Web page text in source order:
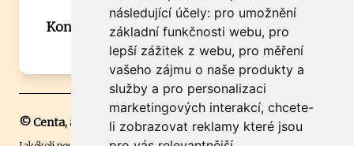
následující účely: pro umožnění
základní funkčnosti webu, pro
lepší zážitek z webu, pro měření
vašeho zájmu o naše produkty a
služby a pro personalizaci
marketingových interakcí, chcete-
li zobrazovat reklamy které jsou
spolupracovat?
Kontaktujte šéfredaktora Martina Chalupu:
chalupa@ctidoma.cz
© Centa, a.s.